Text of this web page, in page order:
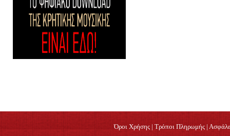
Όροι Χρήσης | Τρόποι Πληρωμής |